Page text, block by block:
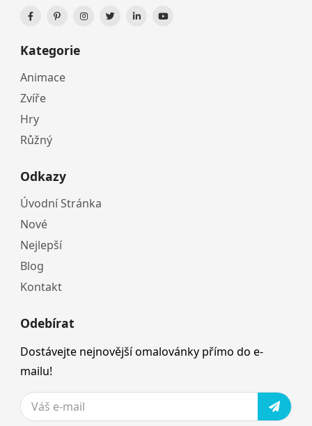
Kategorie
Animace
Zvíře
Hry
Růžný
Odkazy
Úvodní Stránka
Nové
Nejlepší
Blog
Kontakt
Odebírat
Dostávejte nejnovější omalovánky přímo do e-
mailu!